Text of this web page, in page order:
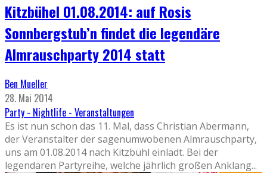
Kitzbühel 01.08.2014: auf Rosis
Sonnbergstub’n findet die legendäre
Almrauschparty 2014 statt
Ben Mueller
28. Mai 2014
Party - Nightlife - Veranstaltungen
Es ist nun schon das 11. Mal, dass Christian Abermann,
der Veranstalter der sagenumwobenen Almrauschparty,
uns am 01.08.2014 nach Kitzbühl einlädt. Bei der
legendären Partyreihe, welche jährlich großen Anklang...